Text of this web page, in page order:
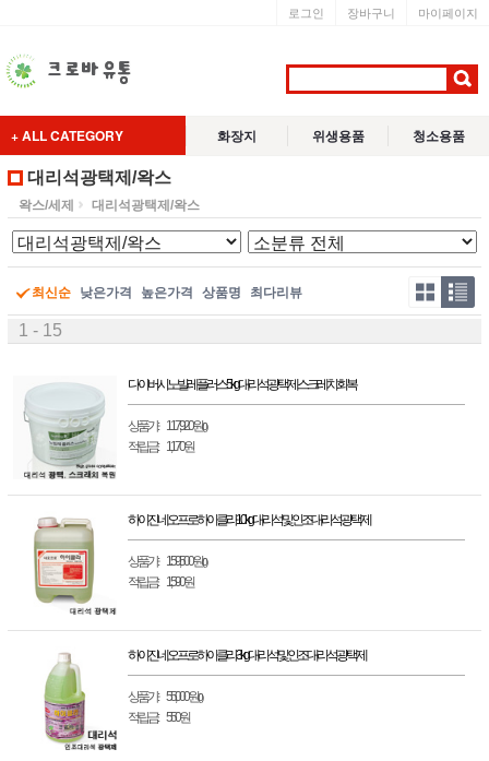
로그인 장바구니 마이페이지
+ ALL CATEGORY 화장지 위생용품 청소용품
대리석광택제/왁스
왁스/세제 대리석광택제/왁스
최신순 낮은가격 높은가격 상품명 최다리뷰
1 - 15
다이버시 노빌레 플러스5kg 대리석광택제 스크레치회복
상품가 : 117,920원(0)
적립금 : 1,170원
하이진 네오프로 하이클라 10kg 대리석 및 인조대리석 광택제
상품가 : 159,500원(0)
적립금 : 1,590원
하이진 네오프로 하이클라 3kg 대리석 및 인조대리석 광택제
상품가 : 55,000원(0)
적립금 : 550원